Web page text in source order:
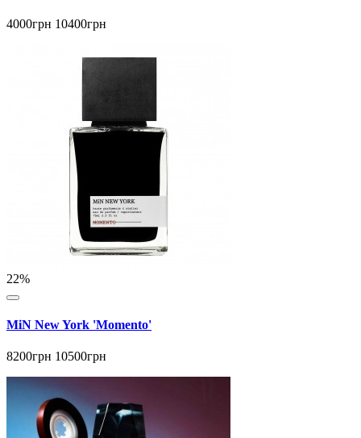
4000грн 10400грн
22%
MiN New York 'Momento'
8200грн 10500грн